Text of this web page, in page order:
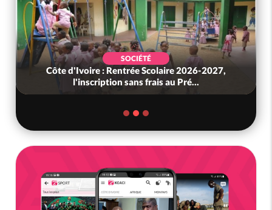
SOCIÉTÉ
Côte d'Ivoire : Rentrée Scolaire 2026-2027,
l'inscription sans frais au Pré...